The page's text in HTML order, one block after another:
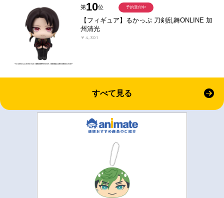
第10位
【フィギュア】るかっぷ 刀剣乱舞ONLINE 加
州清光
￥4,301
予約受付中
すべて見る